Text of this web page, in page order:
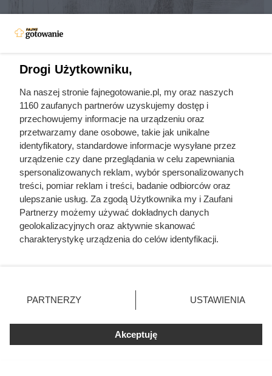
Nie harówka była najgorsza.
Prawdziwy koszmar chłopek
zaczynał się po zamknięciu drzwi
Drogi Użytkowniku,
Na naszej stronie fajnegotowanie.pl, my oraz naszych
1160 zaufanych partnerów uzyskujemy dostęp i
przechowujemy informacje na urządzeniu oraz
przetwarzamy dane osobowe, takie jak unikalne
identyfikatory, standardowe informacje wysyłane przez
urządzenie czy dane przeglądania w celu zapewniania
spersonalizowanych reklam, wybór spersonalizowanych
treści, pomiar reklam i treści, badanie odbiorców oraz
ulepszanie usług. Za zgodą Użytkownika my i Zaufani
Partnerzy możemy używać dokładnych danych
geolokalizacyjnych oraz aktywnie skanować
charakterystykę urządzenia do celów identyfikacji.
zmienić/wycofać klikając przycisk ustawień prywatności
znajdujący się w lewym dolnym rogu strony
rodzaje przetwarzania danych nie wymagają zgody
użytkownika, ale masz prawo sprzeciwić się takiemu
przetwarzaniu. Preferencje będą miały zastosowania tylko
PARTNERZY USTAWIENIA
Akceptuję